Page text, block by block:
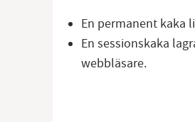
En permanent kaka
En sessionskaka
webbläsare.